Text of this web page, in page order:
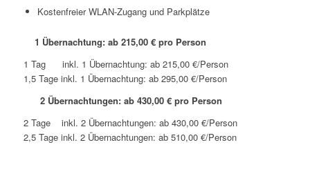
Kostenfreier WLAN-Zugang und Parkplätze
1 Übernachtung: ab 215,00 € pro Person
1 Tag inkl. 1 Übernachtung: ab 215,00 €/Person
1,5 Tage inkl. 1 Übernachtung: ab 295,00 €/Person
2 Übernachtungen: ab 430,00 € pro Person
2 Tage inkl. 2 Übernachtungen: ab 430,00 €/Person
2,5 Tage inkl. 2 Übernachtungen: ab 510,00 €/Person